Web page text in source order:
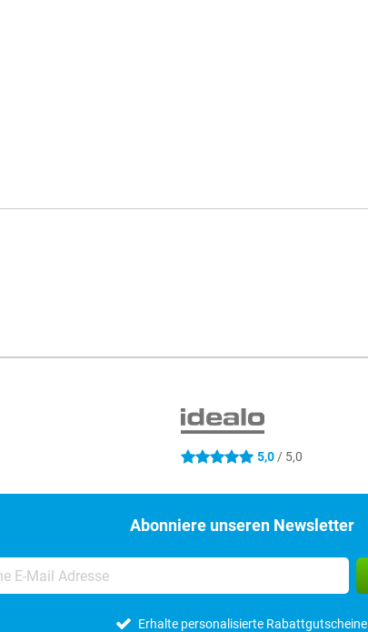
5 Sterne 5,0/ 5,0
Abonniere unseren Newsletter
Erhalte personalisierte Rabattgutscheine